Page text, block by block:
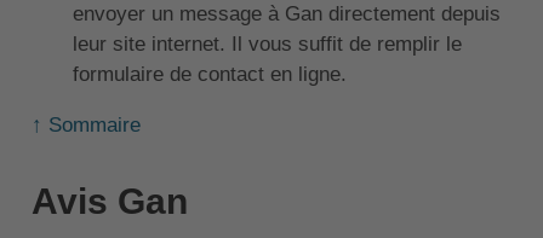
envoyer un message à Gan directement depuis
leur site internet. Il vous suffit de remplir le
formulaire de contact en ligne.
↑ Sommaire
Avis Gan